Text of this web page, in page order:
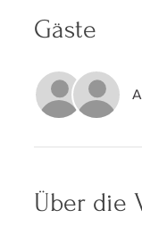
Gäste
Über die